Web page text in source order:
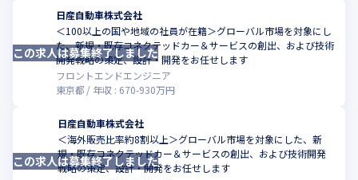
日産自動車株式会社
＜100以上の国や地域の社員が在籍＞グローバル市場を対象にし
た、新規・既存コネクテッドカー＆サービスの創出、および技術
開発戦略の策定、設計・開発をお任せします
フロントエンドエンジニア
東京都
年収 : 670-930万円
この求人は募集終了しました
日産自動車株式会社
＜海外販売比率約8割以上＞グローバル市場を対象にした、新
規・既存コネクテッドカー＆サービスの創出、および技術開発
戦略の策定、設計・開発をお任せします
この求人は募集終了しました